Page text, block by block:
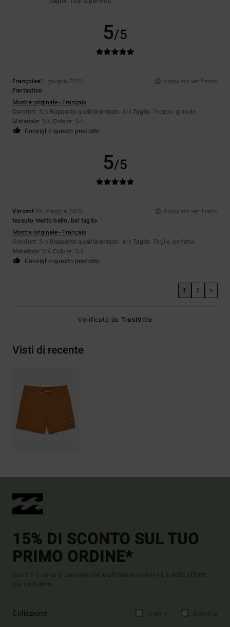
5/5
Françoise2. giugno 2026
Acquisto verificato
Fantastico
Mostra originale - Français
Comfort: 5/5 Rapporto qualità-prezzo: 3/5 Taglia: Troppo grande
Materiale: 5/5 Colore: 5/5
Consiglio questo prodotto
5/5
Vincent29. maggio 2026
Acquisto verificato
tessuto molto bello, bel taglio
Mostra originale - Français
Comfort: 5/5 Rapporto qualità-prezzo: 4/5 Taglia: Taglia perfetta
Materiale: 5/5 Colore: 5/5
Consiglio questo prodotto
1 2 >
Verificato daTrustVille
Visti di recente
15% DI SCONTO SUL TUO
PRIMO ORDINE*
Iscriviti e sarai al corrente delle ultimissime novità e delle offerte
più esclusive.
Collezione